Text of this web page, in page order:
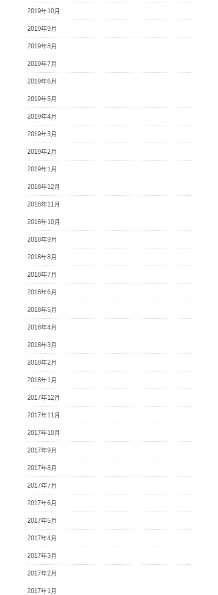
2019年10月
2019年9月
2019年8月
2019年7月
2019年6月
2019年5月
2019年4月
2019年3月
2019年2月
2019年1月
2018年12月
2018年11月
2018年10月
2018年9月
2018年8月
2018年7月
2018年6月
2018年5月
2018年4月
2018年3月
2018年2月
2018年1月
2017年12月
2017年11月
2017年10月
2017年9月
2017年8月
2017年7月
2017年6月
2017年5月
2017年4月
2017年3月
2017年2月
2017年1月